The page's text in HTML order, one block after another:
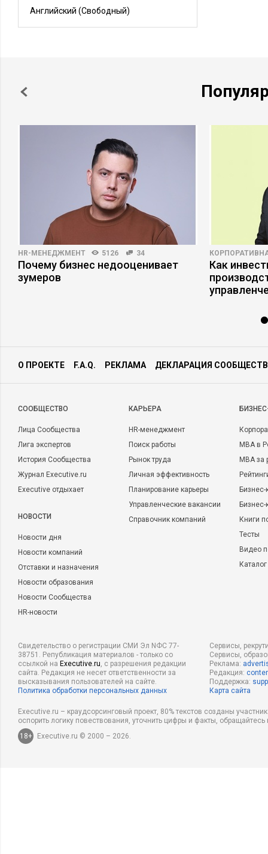
Английский (Свободный)
HR-МЕНЕДЖМЕНТ 5126 34
Почему бизнес недооценивает
зумеров
Как
О ПРОЕКТЕ F.A.Q. РЕКЛАМА ДЕКЛАРАЦИЯ
CООБЩЕСТВО
Лица Сообщества
Лига экспертов
История Сообщества
Журнал Executive.ru
Executive отдыхает
НОВОСТИ
Новости дня
Новости компаний
Отставки и назначения
Новости образования
Новости Сообщества
HR-новости
КАРЬЕРА
HR-менеджмент
Поиск работы
Рынок труда
Личная эффективность
Планирование карьеры
Управленческие вакансии
Справочник компаний
MBA в
MBA
Бизнес-
Книги
Тесты
Видео
Свидетельство о регистрации СМИ Эл NФС 77-
38751. Републикация материалов - только со
ссылкой на Executive.ru, с разрешения редакции
сайта. Редакция не несет ответственности за
высказывания пользователей на сайте.
Политика обработки персональных данных
Сервисы,
Сервисы,
Реклама:
Редакция:
Поддержка:
Карта сайта
Executive.ru – краудсорсинговый проект, 80% текстов созданы
оспорить логику повествования, уточнить цифры и факты,
18+
Executive.ru © 2000 – 2026.